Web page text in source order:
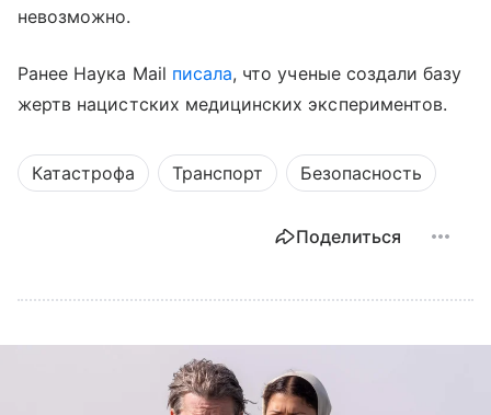
невозможно.
Ранее Наука Mail писала, что ученые создали базу
жертв нацистских медицинских экспериментов.
Катастрофа Транспорт Безопасность
Поделиться